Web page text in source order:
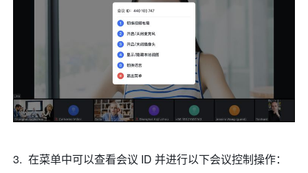
在菜单中可以查看会议 ID 并进行以下会议控制操作：